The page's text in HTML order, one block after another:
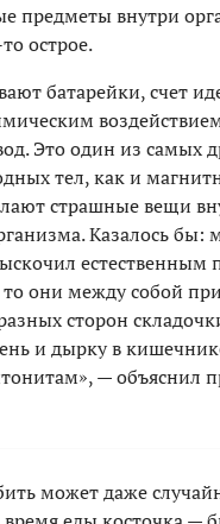
предметы внутри
острое.
батарейки, счет
Это один из самых
тел, как и
страшные вещи
Казалось бы:
естественным
они между собой
сторон
и дырку в
— объяснил
может даже